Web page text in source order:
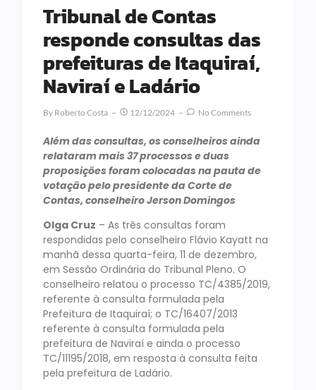
Tribunal de Contas
responde consultas das
prefeituras de Itaquiraí,
Naviraí e Ladário
By Roberto Costa 12/12/2024 No Comments
Além das consultas, os conselheiros ainda
relataram mais 37 processos e duas
proposições foram colocadas na pauta de
votação pelo presidente da Corte de
Contas, conselheiro Jerson Domingos
Olga Cruz – As três consultas foram
respondidas pelo conselheiro Flávio Kayatt na
manhã dessa quarta-feira, 11 de dezembro,
em Sessão Ordinária do Tribunal Pleno. O
conselheiro relatou o processo TC/4385/2019,
referente à consulta formulada pela
Prefeitura de Itaquiraí; o TC/16407/2013
referente à consulta formulada pela
prefeitura de Naviraí e ainda o processo
TC/11195/2018, em resposta à consulta feita
pela prefeitura de Ladário.